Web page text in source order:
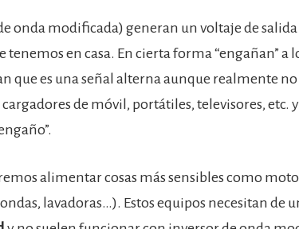
onda modificada) generan un voltaje de
tenemos en casa. En cierta forma “engañan” a
que es una señal alterna aunque realmente no
de móvil, portátiles, televisores, etc.
alimentar cosas más sensibles como
lavadoras…). Estos equipos necesitan de